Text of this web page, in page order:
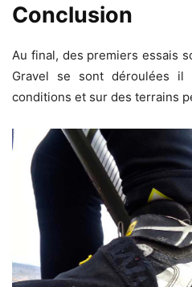
Conclusion
Au final, des premiers essais
Gravel se sont déroulées
conditions et sur des terrains